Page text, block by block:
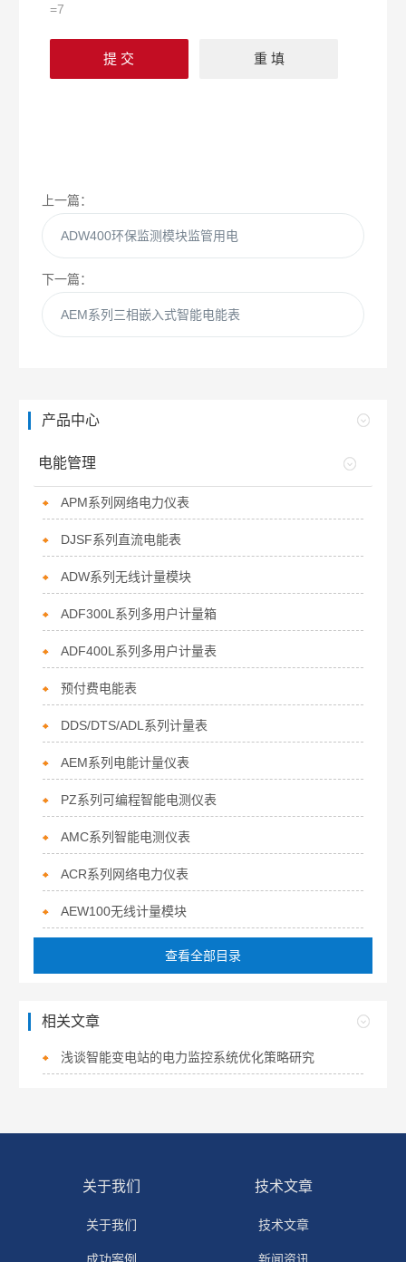
=7
上一篇：
ADW400环保监测模块监管用电
下一篇：
AEM系列三相嵌入式智能电能表
产品中心
电能管理
APM系列网络电力仪表
DJSF系列直流电能表
ADW系列无线计量模块
ADF300L系列多用户计量箱
ADF400L系列多用户计量表
预付费电能表
DDS/DTS/ADL系列计量表
AEM系列电能计量仪表
PZ系列可编程智能电测仪表
AMC系列智能电测仪表
ACR系列网络电力仪表
AEW100无线计量模块
查看全部目录
相关文章
浅谈智能变电站的电力监控系统优化策略研究
关于我们
关于我们
技术文章
技术文章